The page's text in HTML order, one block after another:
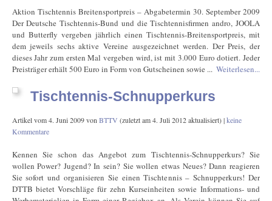
Aktion Tischtennis Breitensportpreis – Abgabetermin 30. September 2009
Der Deutsche Tischtennis-Bund und die Tischtennisfirmen andro, JOOLA
und Butterfly vergeben jährlich einen Tischtennis-Breitensportpreis, mit
dem jeweils sechs aktive Vereine ausgezeichnet werden. Der Preis, der
dieses Jahr zum ersten Mal vergeben wird, ist mit 3.000 Euro dotiert. Jeder
Preisträger erhält 500 Euro in Form von Gutscheinen sowie ... Weiterlesen...
Tischtennis-Schnupperkurs
Artikel vom4. Juni 2009von BTTV (zuletzt am4. Juli 2012aktualisiert) |keine
Kommentare
Kennen Sie schon das Angebot zum Tischtennis-Schnupperkurs? Sie
wollen Power? Jugend? In sein? Sie wollen etwas Neues? Dann reagieren
Sie sofort und organisieren Sie einen Tischtennis – Schnupperkurs! Der
DTTB bietet Vorschläge für zehn Kurseinheiten sowie Informations- und